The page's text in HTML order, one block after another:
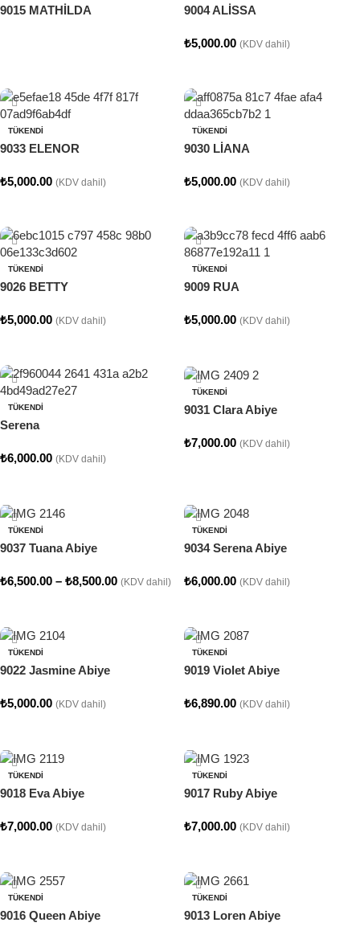
9015 MATHİLDA 9004 ALİSSA
₺5,000.00 (KDV dahil)
TÜKENDI
9033 ELENOR
₺5,000.00 (KDV dahil)
TÜKENDI
9030 LİANA
₺5,000.00 (KDV dahil)
TÜKENDI
9026 BETTY
₺5,000.00 (KDV dahil)
TÜKENDI
9009 RUA
₺5,000.00 (KDV dahil)
TÜKENDI
Serena
₺6,000.00 (KDV dahil)
TÜKENDI
9031 Clara Abiye
₺7,000.00 (KDV dahil)
TÜKENDI
9037 Tuana Abiye
₺6,500.00 – ₺8,500.00 (KDV dahil)
TÜKENDI
9034 Serena Abiye
₺6,000.00 (KDV dahil)
TÜKENDI
9022 Jasmine Abiye
₺5,000.00 (KDV dahil)
TÜKENDI
9019 Violet Abiye
₺6,890.00 (KDV dahil)
TÜKENDI
9018 Eva Abiye
₺7,000.00 (KDV dahil)
TÜKENDI
9017 Ruby Abiye
₺7,000.00 (KDV dahil)
TÜKENDI
9016 Queen Abiye
TÜKENDI
9013 Loren Abiye